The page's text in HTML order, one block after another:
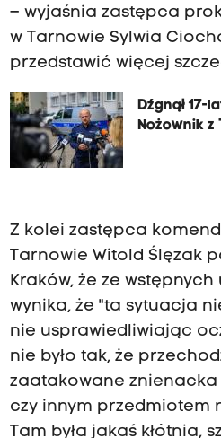
– wyjaśnia zastępca
w Tarnowie Sylwia
przedstawić więcej
Dźgnął 17-
Nożownik
Z kolei zastępca
Tarnowie Witold Ślęzak
Kraków, że ze
wynika, że "ta sytuacja
nie usprawiedliwiając
nie było tak, że
zaatakowane
czy innym przedmiotem
Tam była jakaś kłótnia,